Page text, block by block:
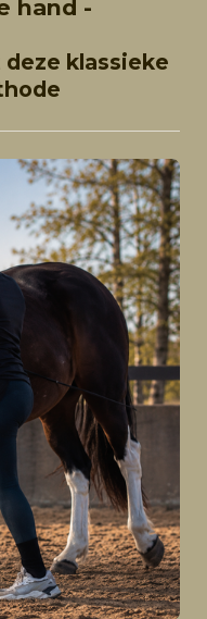
hand -
klassieke